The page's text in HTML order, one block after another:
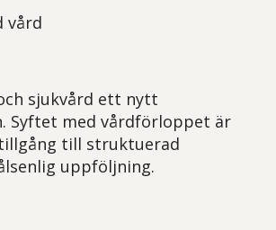
vård
sjukvård ett nytt
Syftet med vårdförloppet är
till struktuerad
uppföljning.